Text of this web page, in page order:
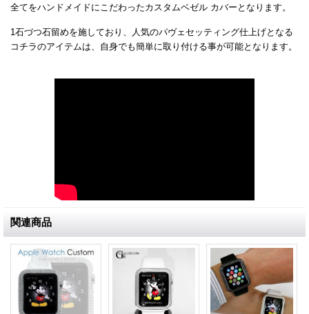
全てをハンドメイドにこだわったカスタムベゼル カバーとなります。
1石づつ石留めを施しており、人気のパヴェセッティング仕上げとなる
コチラのアイテムは、自身でも簡単に取り付ける事が可能となります。
関連商品